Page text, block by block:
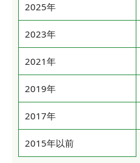
2025年
2023年
2021年
2019年
2017年
2015年以前